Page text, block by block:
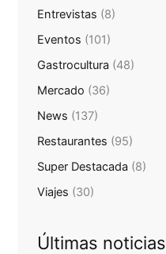
Entrevistas (8)
Eventos (101)
Gastrocultura (48)
Mercado (36)
News (137)
Restaurantes (95)
Super Destacada (8)
Viajes (30)
Últimas noticias